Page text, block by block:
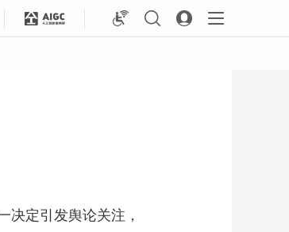
定引发舆论关注，